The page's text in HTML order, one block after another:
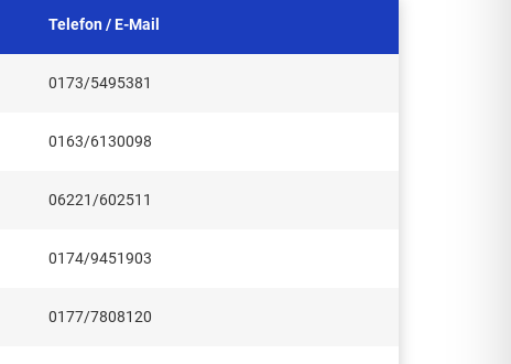
Telefon / E-Mail
0173/5495381
0163/6130098
06221/602511
0174/9451903
0177/7808120